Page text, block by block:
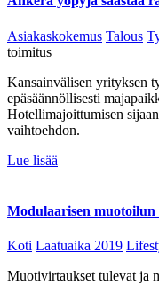
Asiakaskokemus Talous
toimitus
Kansainvälisen yrityksen
epäsäännöllisesti
Hotellimajoittumisen
vaihtoehdon.
Lue lisää
Modulaarisen
Koti Laatuaika 2019
Muotivirtaukset tulevat ja